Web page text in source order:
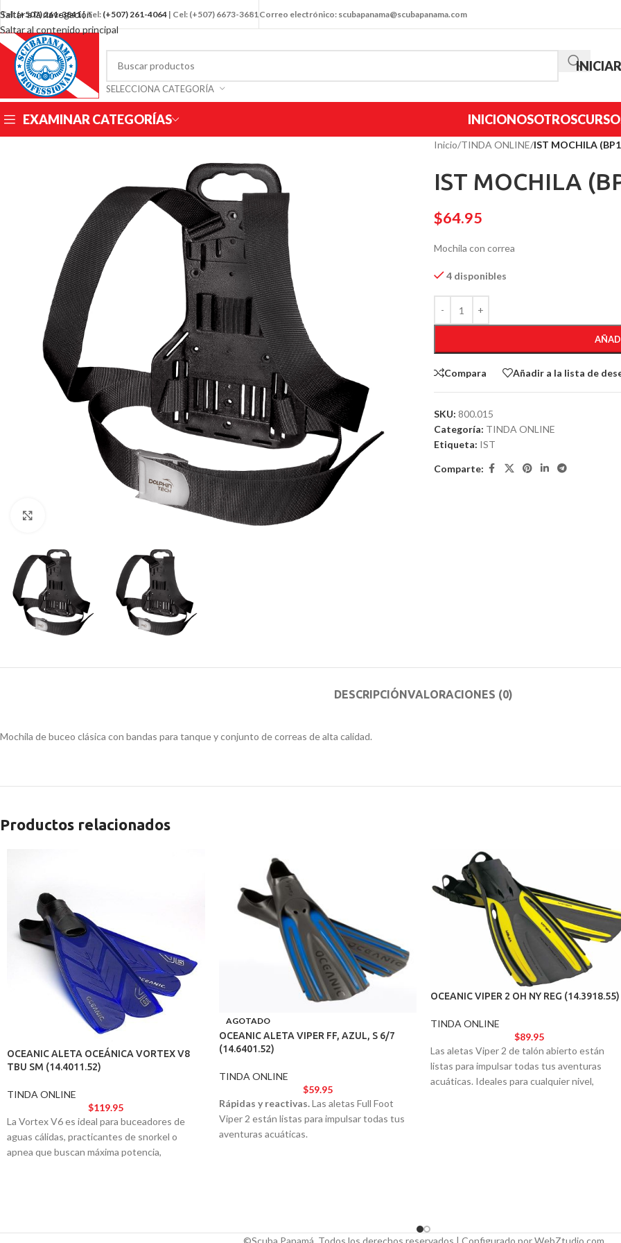
Saltar a la navegación
Saltar al contenido principal
Tel:(+507)261-3841| Tel: (+507) 261-4064 | Cel: (+507) 6673-3681 Correo electrónico: scubapanama@scubapanama.com
SELECCIONA CATEGORÍA
EXAMINAR CATEGORÍAS INICIONOSOTROS
Inicio/TINDA ONLINE/IST MOCHILA
IST MOCHILA
$64.95
Mochila con correa
4 disponibles
Compara Añadir a la lista de
SKU: 800.015
Categoría: TINDA ONLINE
Etiqueta: IST
Comparte:
DESCRIPCIÓNVALORACIONES (0)
Mochila de buceo clásica con bandas para tanque y conjunto de correas de alta calidad.
Productos relacionados
OCEANIC ALETA OCEÁNICA VORTEX V8
TBU SM (14.4011.52)
TINDA ONLINE
$119.95
La Vortex V6 es ideal para buceadores de
aguas cálidas, practicantes de snorkel o
apnea que buscan máxima potencia,
AGOTADO
OCEANIC ALETA VIPER FF, AZUL, S 6/7
(14.6401.52)
TINDA ONLINE
$59.95
Rápidas y reactivas.Las aletas Full Foot
Viper 2 están listas para impulsar todas tus
aventuras acuáticas.
OCEANIC VIPER 2 OH NY REG (14.3918.55)
TINDA ONLINE
$89.95
Las aletas Viper 2 de talón abierto están
listas para impulsar todas tus aventuras
acuáticas. Ideales para cualquier nivel,